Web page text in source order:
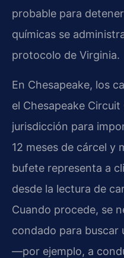
probable para
químicas se
protocolo de Virginia.
En Chesapeake, los
el Chesapeake
jurisdicción para
12 meses de cárcel y
bufete representa a
desde la lectura de
Cuando procede, se
condado para buscar
—por ejemplo, a